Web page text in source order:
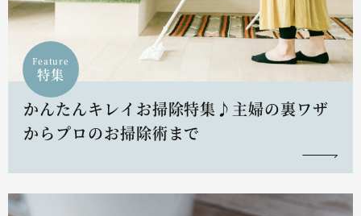
Feature
特集
かんたんキレイお掃除特集♪主婦の裏ワザ
からプロのお掃除術まで